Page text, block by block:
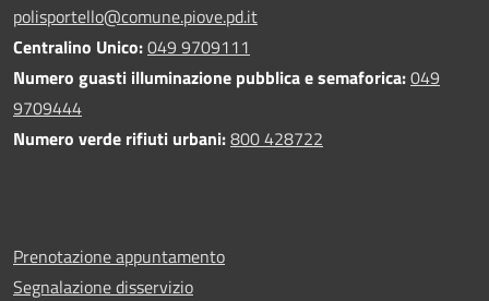
polisportello@comune.piove.pd.it
Centralino Unico:049 9709111
Numero guasti illuminazione pubblica e semaforica:049
9709444
Numero verde rifiuti urbani:800 428722
Prenotazione appuntamento
Segnalazione disservizio